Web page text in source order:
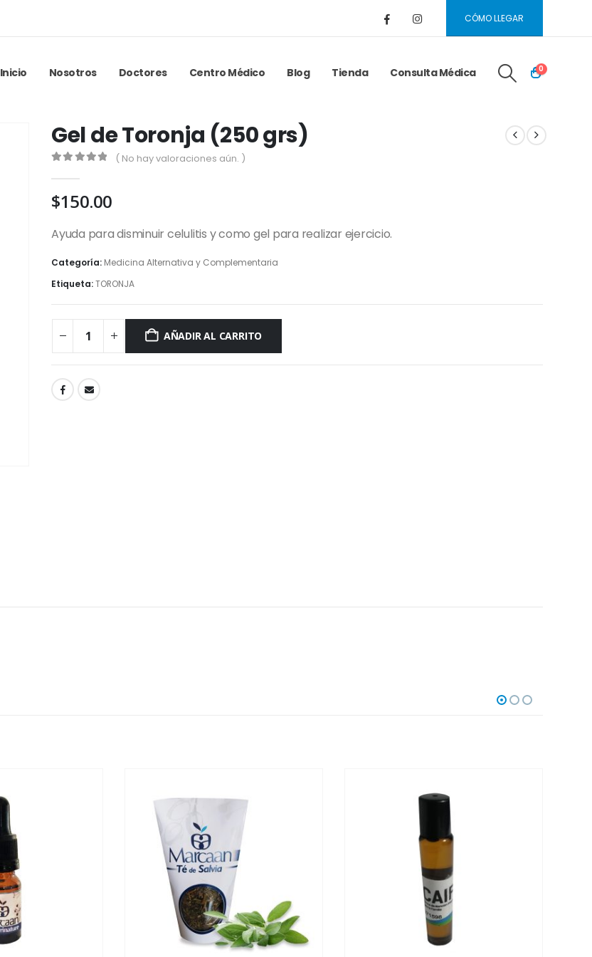
CÓMO LLEGAR
Inicio Nosotros Doctores Centro Médico Blog Tienda Consulta Médica 0
Gel de Toronja (250 grs)
( No hay valoraciones aún. )
$150.00
Ayuda para disminuir celulitis y como gel para realizar ejercicio.
Categoría: Medicina Alternativa y Complementaria
Etiqueta:TORONJA
AÑADIR AL CARRITO